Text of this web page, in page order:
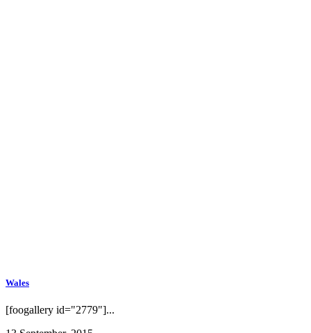
Wales
[foogallery id="2779"]...